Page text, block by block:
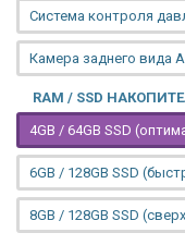
Система контроля
Камера заднего вида
RAM / SSD
4GB / 64GB SSD
6GB / 128GB SSD
8GB / 128GB SSD